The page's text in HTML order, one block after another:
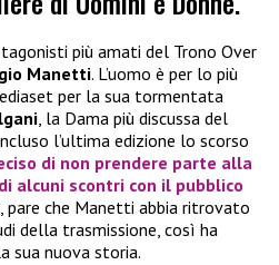
più amati del Trono Over
Manetti. L’uomo è per lo più
per la sua tormentata
, la Dama più discussa del
l’ultima edizione lo scorso
di non prendere parte alla
alcuni scontri con il pubblico
pare che Manetti abbia ritrovato
della trasmissione, così ha
sua nuova storia.